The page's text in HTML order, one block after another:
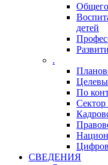
Общего
детей
.
По
Сектор
СВЕДЕНИЯ